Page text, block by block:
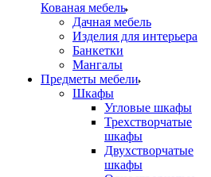
Кованая мебель
Дачная мебель
Изделия для интерьера
Банкетки
Мангалы
Предметы мебели
Шкафы
Угловые шкафы
Трехстворчатые
шкафы
Двухстворчатые
шкафы